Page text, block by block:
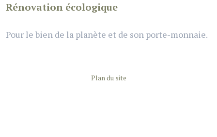
Rénovation écologique
Pour le bien de la planète et de son porte-monnaie.
Plan du site